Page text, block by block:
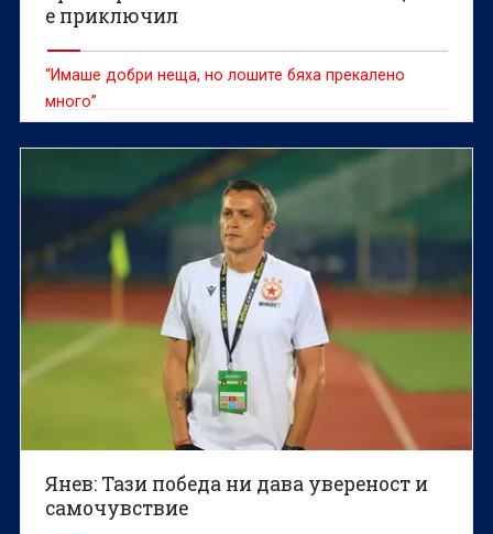
е приключил
“Имаше добри неща, но лошите бяха прекалено
много”
Янев: Тази победа ни дава увереност и
самочувствие